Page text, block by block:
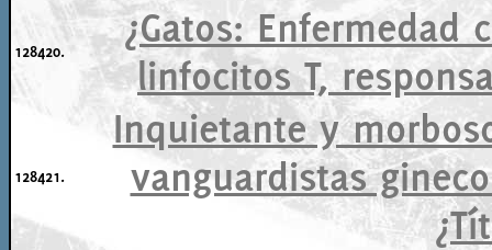
128420.
¿Gatos: Enfermedad
linfocitos T,
128421.
Inquietante y
vanguardistas